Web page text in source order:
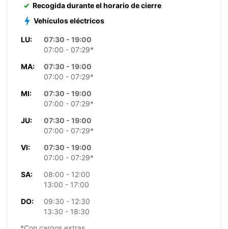
Recogida durante el horario de cierre
Vehículos eléctricos
LU:
07:30 - 19:00
07:00 - 07:29*
MA:
07:30 - 19:00
07:00 - 07:29*
MI:
07:30 - 19:00
07:00 - 07:29*
JU:
07:30 - 19:00
07:00 - 07:29*
VI:
07:30 - 19:00
07:00 - 07:29*
SA:
08:00 - 12:00
13:00 - 17:00
DO:
09:30 - 12:30
13:30 - 18:30